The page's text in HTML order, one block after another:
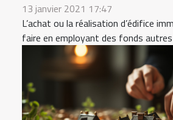
13 janvier 2021 17:47
L’achat ou la réalisation d’édifice
faire en employant des fonds autres